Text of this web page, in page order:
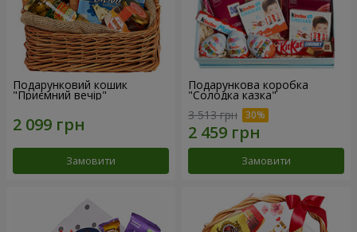
Подарунковий кошик
"Приємний вечір"
Замовити
Подарункова коробка
"Солодка казка"
3 513 грн
Замовити